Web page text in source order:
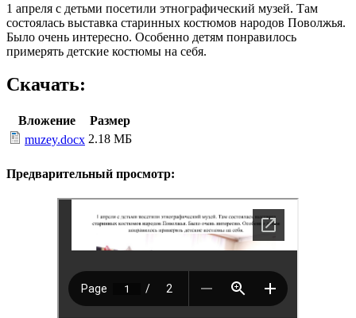
1 апреля с детьми посетили этнографический музей. Там
состоялась выставка старинных костюмов народов Поволжья.
Было очень интересно. Особенно детям понравилось
примерять детские костюмы на себя.
Скачать:
Вложение
Размер
muzey.docx 2.18 МБ
Предварительный просмотр: